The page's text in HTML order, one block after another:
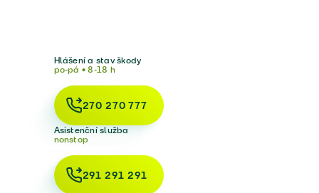
Hlášení a stav škody
po-pá • 8-18 h
270 270 777
Asistenční služba
nonstop
291 291 291